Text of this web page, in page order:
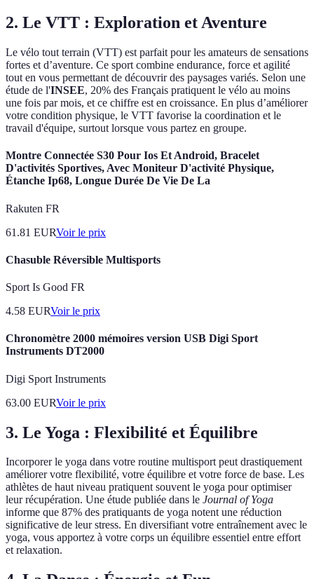
2. Le VTT : Exploration et Aventure
Le vélo tout terrain (VTT) est parfait pour les amateurs de sensations
fortes et d’aventure. Ce sport combine endurance, force et agilité
tout en vous permettant de découvrir des paysages variés. Selon une
étude de l'INSEE, 20% des Français pratiquent le vélo au moins
une fois par mois, et ce chiffre est en croissance. En plus d’améliorer
votre condition physique, le VTT favorise la coordination et le
travail d'équipe, surtout lorsque vous partez en groupe.
Montre Connectée S30 Pour Ios Et Android, Bracelet
D'activités Sportives, Avec Moniteur D'activité Physique,
Étanche Ip68, Longue Durée De Vie De La
Rakuten FR
61.81 EURVoir le prix
Chasuble Réversible Multisports
Sport Is Good FR
4.58 EURVoir le prix
Chronomètre 2000 mémoires version USB Digi Sport
Instruments DT2000
Digi Sport Instruments
63.00 EURVoir le prix
3. Le Yoga : Flexibilité et Équilibre
Incorporer le yoga dans votre routine multisport peut drastiquement
améliorer votre flexibilité, votre équilibre et votre force de base. Les
athlètes de haut niveau pratiquent souvent le yoga pour optimiser
leur récupération. Une étude publiée dans le Journal of Yoga
informe que 87% des pratiquants de yoga notent une réduction
significative de leur stress. En diversifiant votre entraînement avec le
yoga, vous apportez à votre corps un équilibre essentiel entre effort
et relaxation.